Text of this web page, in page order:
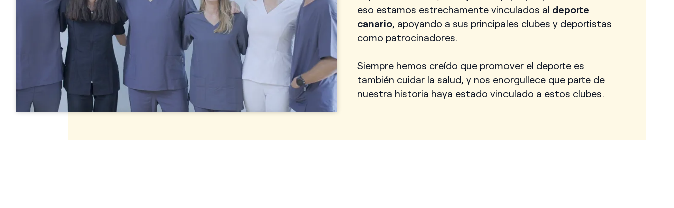
eso estamos estrechamente vinculados al deporte
canario, apoyando a sus principales clubes y deportistas
como patrocinadores.
Siempre hemos creído que promover el deporte es
también cuidar la salud, y nos enorgullece que parte de
nuestra historia haya estado vinculado a estos clubes.